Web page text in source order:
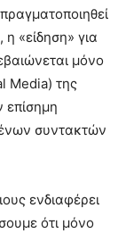
«είδηση» για
μόνο
Media) της
επίσημη
συντακτών
ενδιαφέρει
ότι μόνο